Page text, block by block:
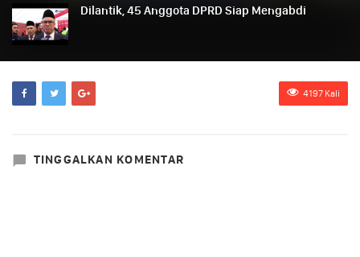
Dilantik, 45 Anggota DPRD Siap Mengabdi
4197 Kali
TINGGALKAN KOMENTAR